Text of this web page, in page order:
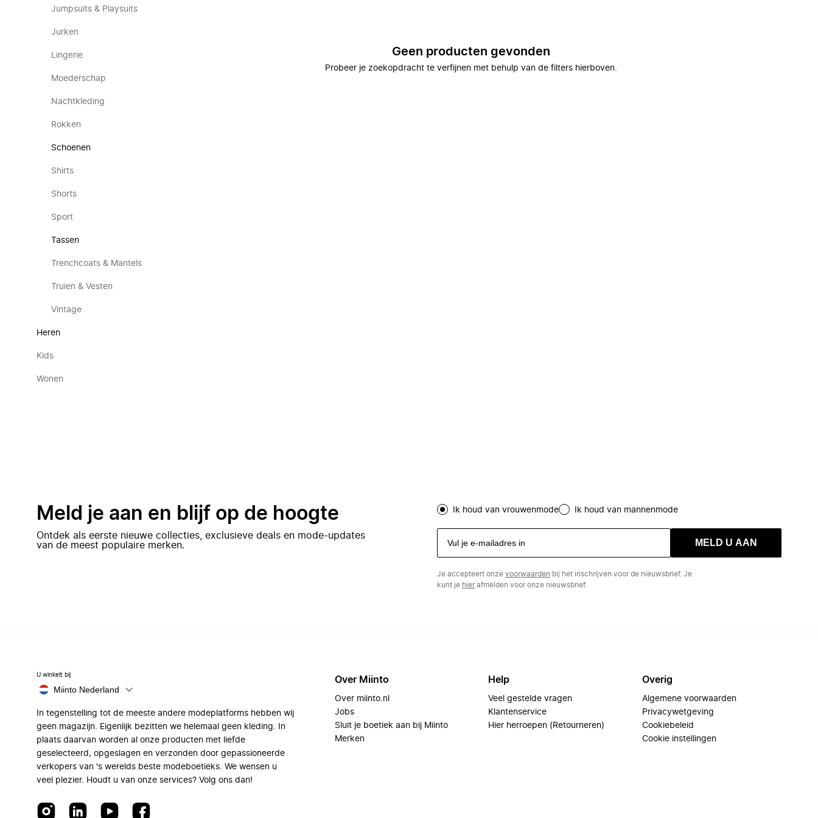
Jumpsuits & Playsuits
Jurken
Lingerie
Moederschap
Nachtkleding
Rokken
Schoenen
Shirts
Shorts
Sport
Tassen
Trenchcoats & Mantels
Truien & Vesten
Vintage
Heren
Kids
Wonen
Geen producten gevonden
Probeer je zoekopdracht te verfijnen met behulp van de filters hierboven.
Meld je aan en blijf op de hoogte
Ontdek als eerste nieuwe collecties, exclusieve deals en mode-updates
van de meest populaire merken.
Ik houd van vrouwenmode Ik houd van mannenmode
MELD U AAN
Je accepteert onze voorwaarden bij het inschrijven voor de nieuwsbrief. Je
kunt je hierafmelden voor onze nieuwsbrief.
U winkelt bij
Miinto Nederland
In tegenstelling tot de meeste andere modeplatforms hebben wij
geen magazijn. Eigenlijk bezitten we helemaal geen kleding. In
plaats daarvan worden al onze producten met liefde
geselecteerd, opgeslagen en verzonden door gepassioneerde
verkopers van 's werelds beste modeboetieks. We wensen u
veel plezier. Houdt u van onze services? Volg ons dan!
Over Miinto
Over miinto.nl
Jobs
Sluit je boetiek aan bij Miinto
Merken
Help
Veel gestelde vragen
Klantenservice
Hier herroepen (Retourneren)
Overig
Algemene voorwaarden
Privacywetgeving
Cookiebeleid
Cookie instellingen